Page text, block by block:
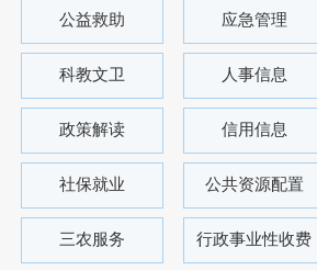
公益救助 应急管理
科教文卫 人事信息
政策解读 信用信息
社保就业 公共资源配置
三农服务 行政事业性收费